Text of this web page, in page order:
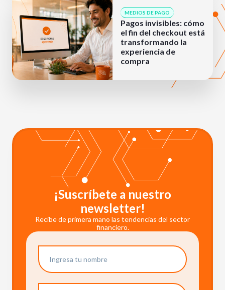
MEDIOS DE PAGO
Pagos invisibles: cómo
el fin del checkout está
transformando la
experiencia de
compra
¡Suscríbete a nuestro
newsletter!
Recibe de primera mano las tendencias del sector
financiero.